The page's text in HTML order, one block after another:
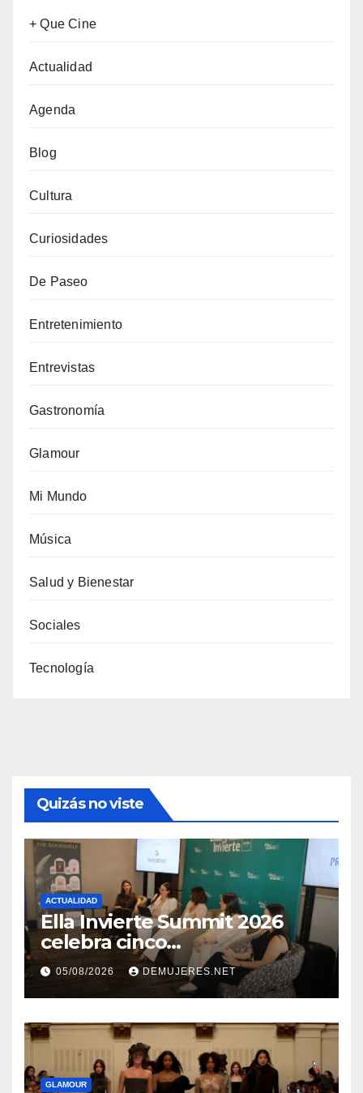
+ Que Cine
Actualidad
Agenda
Blog
Cultura
Curiosidades
De Paseo
Entretenimiento
Entrevistas
Gastronomía
Glamour
Mi Mundo
Música
Salud y Bienestar
Sociales
Tecnología
Quizás no viste
ACTUALIDAD
Ella Invierte Summit 2026
celebra cinco
añosimpulsando a las
mujeres a construir su
independencia financiera
05/08/2026 DEMUJERES.NET
GLAMOUR